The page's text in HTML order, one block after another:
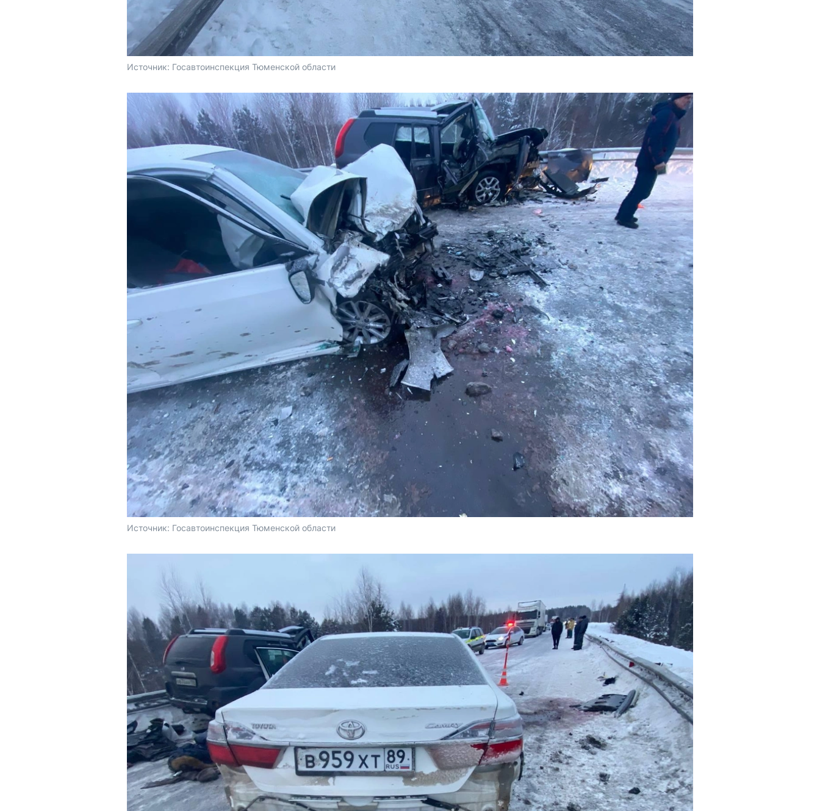
Источник: Госавтоинспекция Тюменской области
Источник: Госавтоинспекция Тюменской области